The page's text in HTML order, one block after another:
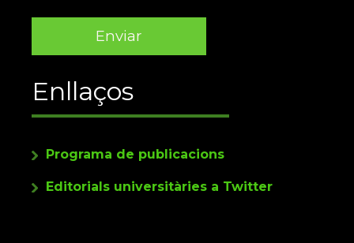
Enllaços
Programa de publicacions
Editorials universitàries a Twitter